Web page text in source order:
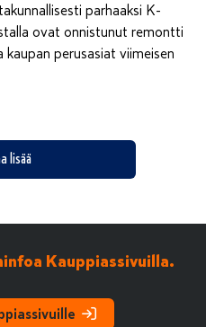
parhaaksi K-
ovat onnistunut remontti
perusasiat viimeisen
lisää
Kauppiassivuilla.